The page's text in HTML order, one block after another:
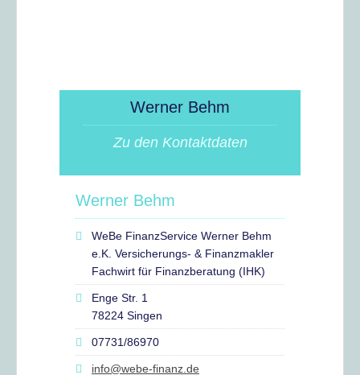
Werner Behm
Zu den Kontaktdaten
Werner Behm
WeBe FinanzService Werner Behm
e.K. Versicherungs- & Finanzmakler
Fachwirt für Finanzberatung (IHK)
Enge Str. 1
78224 Singen
07731/86970
info@webe-finanz.de